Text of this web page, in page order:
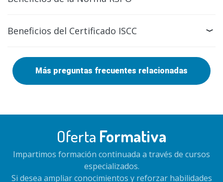
Beneficios del Certificado ISCC
Más preguntas frecuentes relacionadas
Oferta Formativa
Impartimos formación continuada a través de cursos
especializados.
Si desea ampliar conocimientos y reforzar habilidades